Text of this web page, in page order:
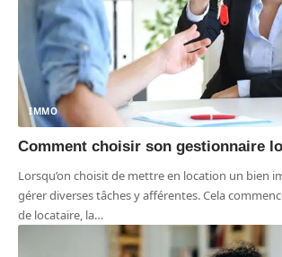
IMMO
Comment choisir son gestionnaire
Lorsqu’on choisit de mettre en location un bien
gérer diverses tâches y afférentes. Cela
de locataire, la…